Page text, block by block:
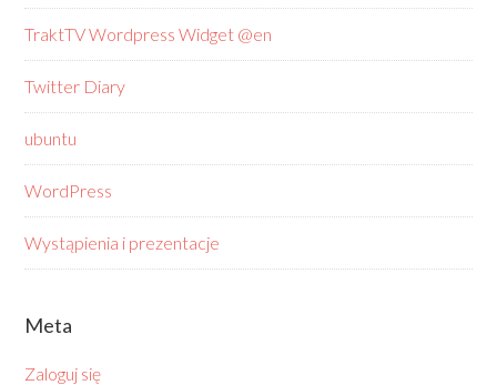
TraktTV Wordpress Widget @en
Twitter Diary
ubuntu
WordPress
Wystąpienia i prezentacje
Meta
Zaloguj się